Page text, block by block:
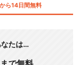
ら14日間無料
たは…